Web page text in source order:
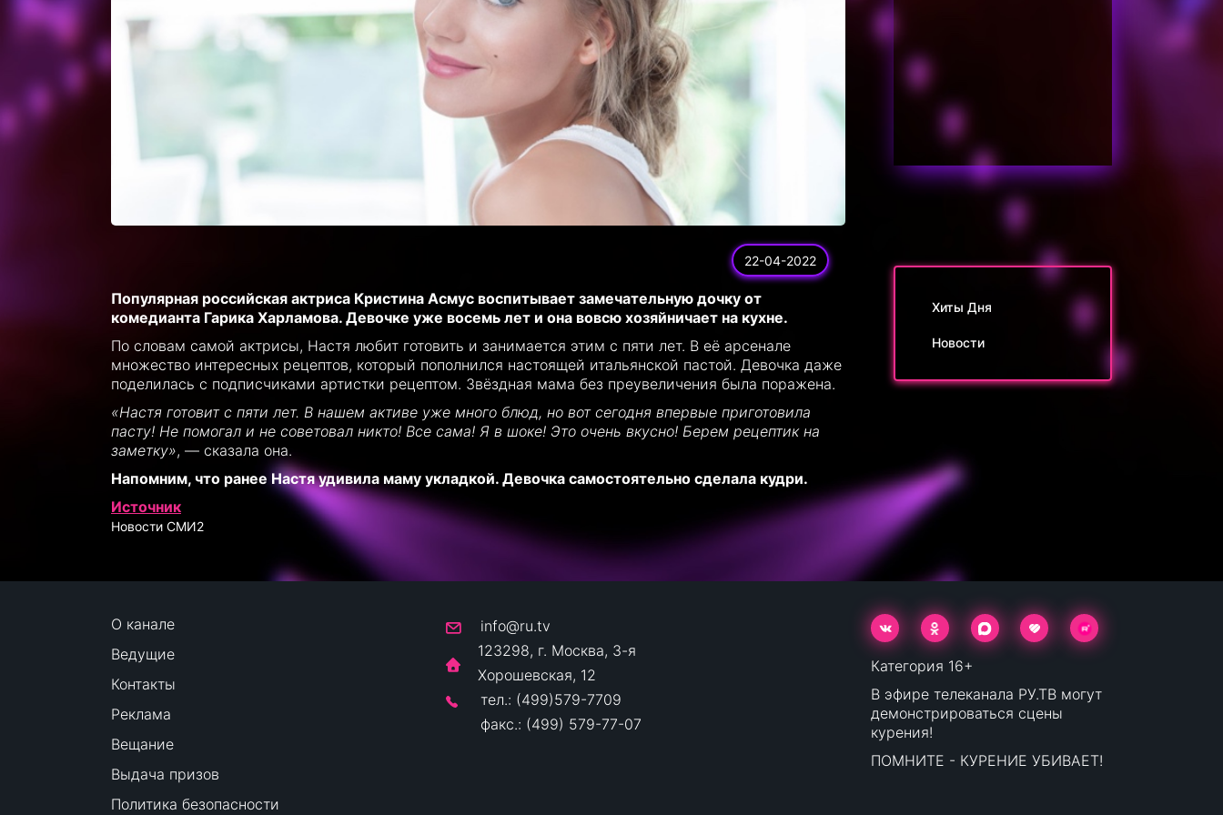
22-04-2022
Популярная российская актриса Кристина Асмус воспитывает замечательную дочку от
комедианта Гарика Харламова. Девочке уже восемь лет и она вовсю хозяйничает на кухне.
По словам самой актрисы, Настя любит готовить и занимается этим с пяти лет. В её арсенале
множество интересных рецептов, который пополнился настоящей итальянской пастой. Девочка даже
поделилась с подписчиками артистки рецептом. Звёздная мама без преувеличения была поражена.
«Настя готовит с пяти лет. В нашем активе уже много блюд, но вот сегодня впервые приготовила
пасту! Не помогал и не советовал никто! Все сама! Я в шоке! Это очень вкусно! Берем рецептик на
заметку», — сказала она.
Напомним, что ранее Настя удивила маму укладкой. Девочка самостоятельно сделала кудри.
Источник
Новости СМИ2
Хиты Дня
Новости
О канале
Ведущие
Контакты
Реклама
Вещание
Выдача призов
Политика безопасности
info@ru.tv
123298, г. Москва, 3-я
Хорошевская, 12
тел.: (499)579-7709
факс.: (499) 579-77-07
Категория 16+
В эфире телеканала РУ.ТВ могут
демонстрироваться сцены
курения!
ПОМНИТЕ - КУРЕНИЕ УБИВАЕТ!